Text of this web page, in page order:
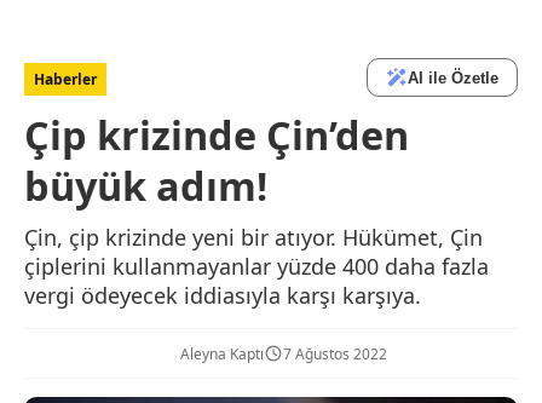
Haberler AI ile Özetle
Çip krizinde Çin’den
büyük adım!
Çin, çip krizinde yeni bir atıyor. Hükümet, Çin
çiplerini kullanmayanlar yüzde 400 daha fazla
vergi ödeyecek iddiasıyla karşı karşıya.
Aleyna Kaptı 7 Ağustos 2022